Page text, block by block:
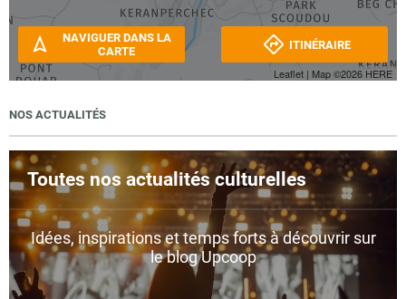
Leaflet | Map ©2026 HERE
NAVIGUER DANS LA
CARTE
ITINÉRAIRE
NOS ACTUALITÉS
Toutes nos actualités culturelles
Idées, inspirations et temps forts à découvrir sur
le blog Upcoop